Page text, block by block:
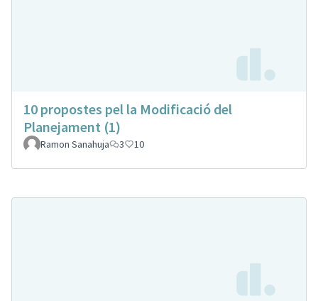
10 propostes pel la Modificació del
Planejament (1)
Ramon Sanahuja 3 10